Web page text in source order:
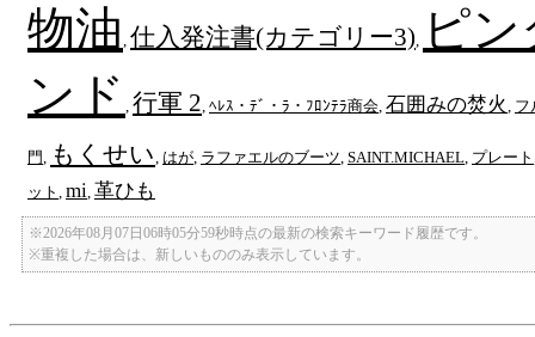
物油 仕入発注書(カテゴリー3) ピ
ンド 行軍 2 ﾍﾚｽ・ﾃﾞ・ﾗ・ﾌﾛﾝﾃﾗ商会 石囲みの焚火 フ
門 もくせい はが ラファエルのブーツ SAINT.MICHAEL プレート
ット mi 革ひも
※2026年08月07日06時05分59秒時点の最新の検索キーワード履歴です。
※重複した場合は、新しいもののみ表示しています。